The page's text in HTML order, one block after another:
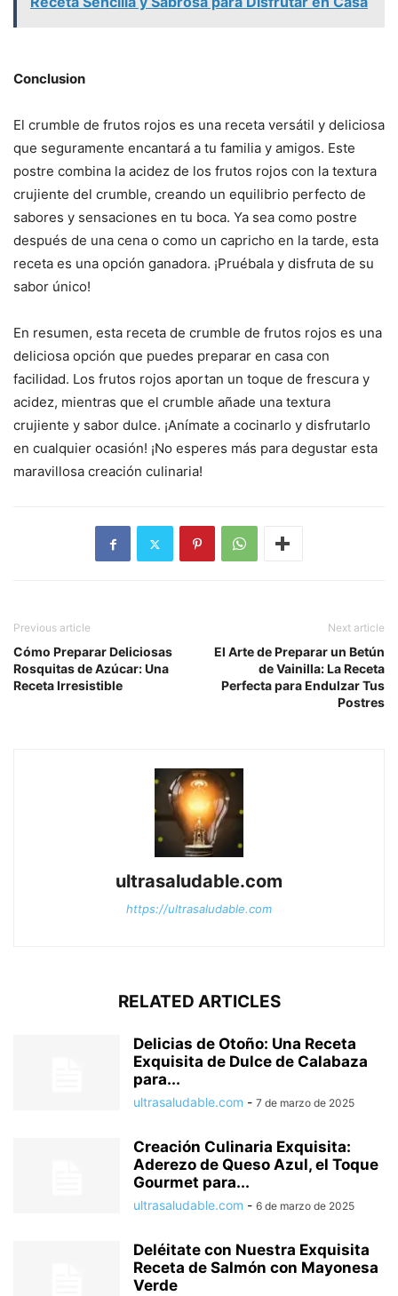
Conclusion
El crumble de frutos rojos es una receta versátil y deliciosa
que seguramente encantará a tu familia y amigos. Este
postre combina la acidez de los frutos rojos con la textura
crujiente del crumble, creando un equilibrio perfecto de
sabores y sensaciones en tu boca. Ya sea como postre
después de una cena o como un capricho en la tarde, esta
receta es una opción ganadora. ¡Pruébala y disfruta de su
sabor único!
En resumen, esta receta de crumble de frutos rojos es una
deliciosa opción que puedes preparar en casa con
facilidad. Los frutos rojos aportan un toque de frescura y
acidez, mientras que el crumble añade una textura
crujiente y sabor dulce. ¡Anímate a cocinarlo y disfrutarlo
en cualquier ocasión! ¡No esperes más para degustar esta
maravillosa creación culinaria!
Previous article
Cómo Preparar Deliciosas
Rosquitas de Azúcar: Una
Receta Irresistible
Next article
El Arte de Preparar un Betún
de Vainilla: La Receta
Perfecta para Endulzar Tus
Postres
ultrasaludable.com
https://ultrasaludable.com
RELATED ARTICLES
Delicias de Otoño: Una Receta
Exquisita de Dulce de Calabaza
para...
ultrasaludable.com - 7 de marzo de 2025
Creación Culinaria Exquisita:
Aderezo de Queso Azul, el Toque
Gourmet para...
ultrasaludable.com - 6 de marzo de 2025
Deléitate con Nuestra Exquisita
Receta de Salmón con Mayonesa
Verde